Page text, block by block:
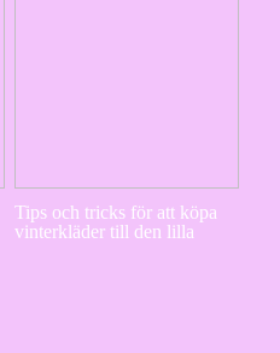
Tips och tricks för att köpa
vinterkläder till den lilla